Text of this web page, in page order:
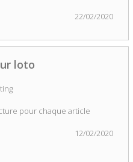
22/02/2020
loto
pour chaque article
12/02/2020